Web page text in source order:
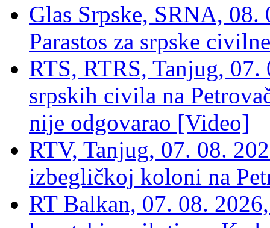
Glas Srpske, SRNA,
Parastos za srpske
RTS, RTRS, Tanjug,
srpskih civila na
nije odgovarao [Video]
RTV, Tanjug, 07. 08.
izbegličkoj koloni na
RT Balkan, 07. 08.